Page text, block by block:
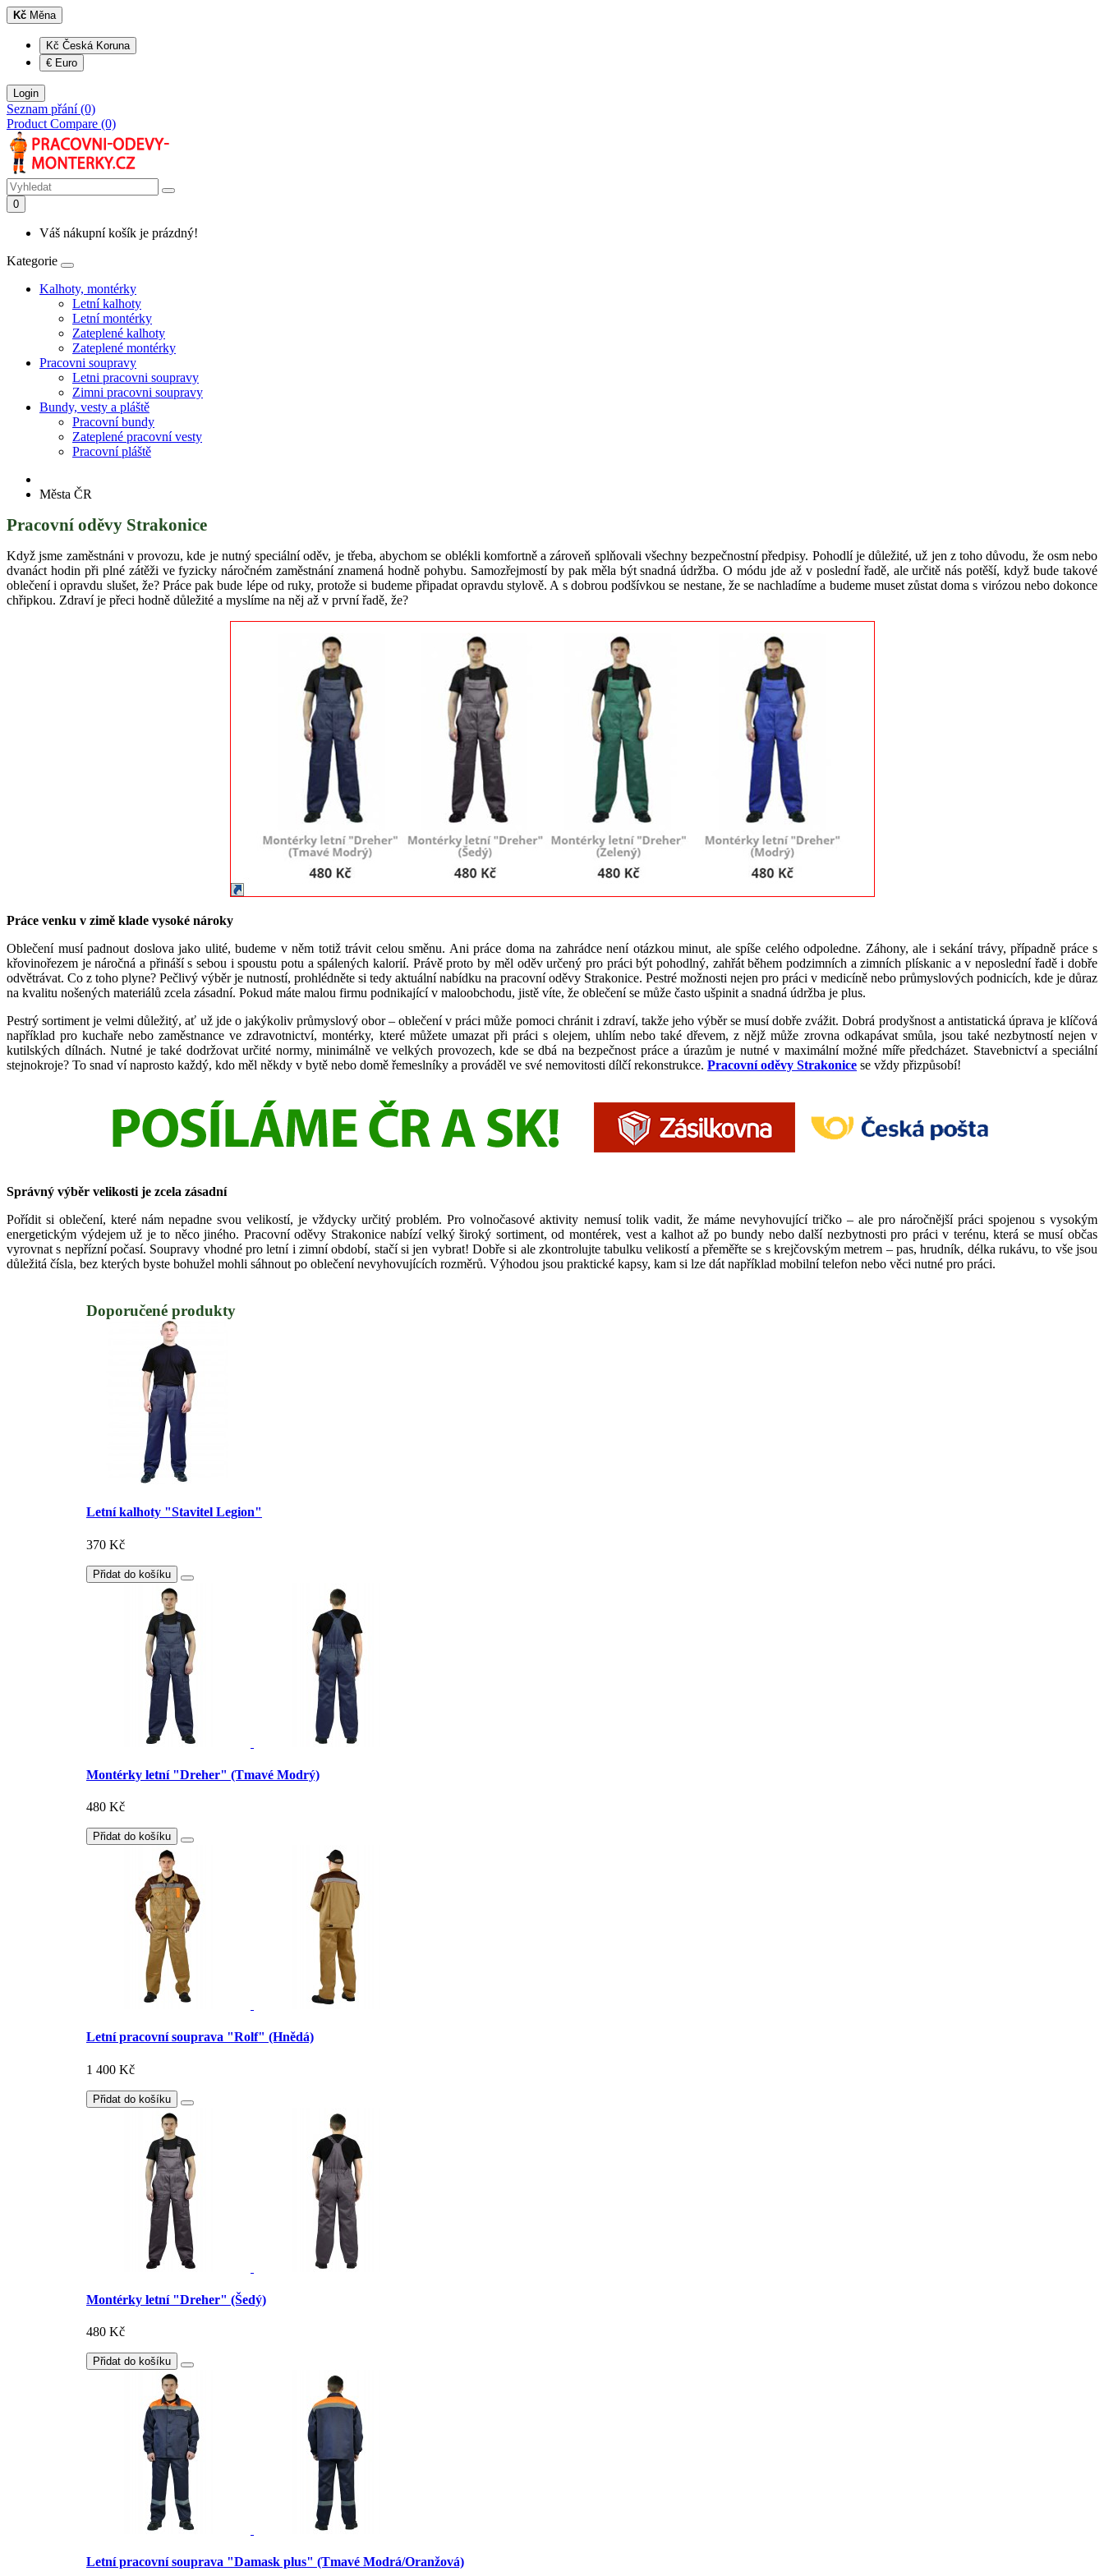
Kč Měna
Kč Česká Koruna
€ Euro
Login
Seznam přání (0)
Product Compare (0)
0
Váš nákupní košík je prázdný!
Kategorie
Kalhoty, montérky
Letní kalhoty
Letní montérky
Zateplené kalhoty
Zateplené montérky
Pracovni soupravy
Letni pracovni soupravy
Zimni pracovni soupravy
Bundy, vesty a pláště
Pracovní bundy
Zateplené pracovní vesty
Pracovní pláště
Města ČR
Pracovní oděvy Strakonice
Když jsme zaměstnáni v provozu, kde je nutný speciální oděv, je třeba, abychom se oblékli komfortně a zároveň splňovali všechny bezpečnostní předpisy. Pohodlí je důležité, už jen z toho důvodu, že osm nebo
dvanáct hodin při plné zátěži ve fyzicky náročném zaměstnání znamená hodně pohybu. Samozřejmostí by pak měla být snadná údržba. O módu jde až v poslední řadě, ale určitě nás potěší, když bude takové
oblečení i opravdu slušet, že? Práce pak bude lépe od ruky, protože si budeme připadat opravdu stylově. A s dobrou podšívkou se nestane, že se nachladíme a budeme muset zůstat doma s virózou nebo dokonce
chřipkou. Zdraví je přeci hodně důležité a myslíme na něj až v první řadě, že?
Práce venku v zimě klade vysoké nároky
Oblečení musí padnout doslova jako ulité, budeme v něm totiž trávit celou směnu. Ani práce doma na zahrádce není otázkou minut, ale spíše celého odpoledne. Záhony, ale i sekání trávy, případně práce s
křovinořezem je náročná a přináší s sebou i spoustu potu a spálených kalorií. Právě proto by měl oděv určený pro práci být pohodlný, zahřát během podzimních a zimních plískanic a v neposlední řadě i dobře
odvětrávat. Co z toho plyne? Pečlivý výběr je nutností, prohlédněte si tedy aktuální nabídku na pracovní oděvy Strakonice. Pestré možnosti nejen pro práci v medicíně nebo průmyslových podnicích, kde je důraz
na kvalitu nošených materiálů zcela zásadní. Pokud máte malou firmu podnikající v maloobchodu, jistě víte, že oblečení se může často ušpinit a snadná údržba je plus.
Pestrý sortiment je velmi důležitý, ať už jde o jakýkoliv průmyslový obor – oblečení v práci může pomoci chránit i zdraví, takže jeho výběr se musí dobře zvážit. Dobrá prodyšnost a antistatická úprava je klíčová
například pro kuchaře nebo zaměstnance ve zdravotnictví, montérky, které můžete umazat při práci s olejem, uhlím nebo také dřevem, z nějž může zrovna odkapávat smůla, jsou také nezbytností nejen v
kutilských dílnách. Nutné je také dodržovat určité normy, minimálně ve velkých provozech, kde se dbá na bezpečnost práce a úrazům je nutné v maximální možné míře předcházet. Stavebnictví a speciální
stejnokroje? To snad ví naprosto každý, kdo měl někdy v bytě nebo domě řemeslníky a prováděl ve své nemovitosti dílčí rekonstrukce. Pracovní oděvy Strakonice se vždy přizpůsobí!
Správný výběr velikosti je zcela zásadní
Pořídit si oblečení, které nám nepadne svou velikostí, je vždycky určitý problém. Pro volnočasové aktivity nemusí tolik vadit, že máme nevyhovující tričko – ale pro náročnější práci spojenou s vysokým
energetickým výdejem už je to něco jiného. Pracovní oděvy Strakonice nabízí velký široký sortiment, od montérek, vest a kalhot až po bundy nebo další nezbytnosti pro práci v terénu, která se musí občas
vyrovnat s nepřízní počasí. Soupravy vhodné pro letní i zimní období, stačí si jen vybrat! Dobře si ale zkontrolujte tabulku velikostí a přeměřte se s krejčovským metrem – pas, hrudník, délka rukávu, to vše jsou
důležitá čísla, bez kterých byste bohužel mohli sáhnout po oblečení nevyhovujících rozměrů. Výhodou jsou praktické kapsy, kam si lze dát například mobilní telefon nebo věci nutné pro práci.
Doporučené produkty
Letní kalhoty "Stavitel Legion"
370 Kč
Přidat do košíku
Montérky letní "Dreher" (Tmavé Modrý)
480 Kč
Přidat do košíku
Letní pracovní souprava "Rolf" (Hnědá)
1 400 Kč
Přidat do košíku
Montérky letní "Dreher" (Šedý)
480 Kč
Přidat do košíku
Letní pracovní souprava "Damask plus" (Tmavé Modrá/Oranžová)